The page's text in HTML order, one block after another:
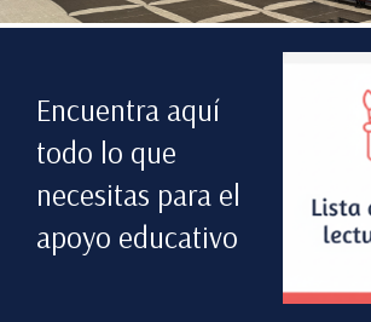
Encuentra aquí
todo lo que
necesitas para el
apoyo educativo